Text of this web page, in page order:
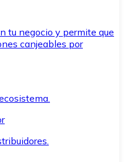
tu negocio y permite que
canjeables por